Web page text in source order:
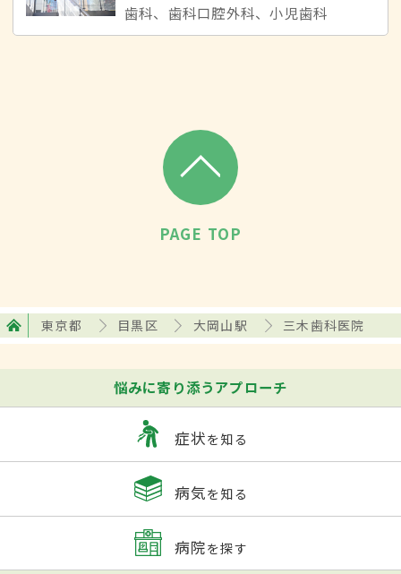
歯科、歯科口腔外科、小児歯科
PAGE TOP
東京都 目黒区 大岡山駅 三木歯科医院
悩みに寄り添うアプローチ
症状を知る
病気を知る
病院を探す